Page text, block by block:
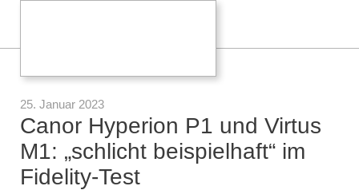
25. Januar 2023
Canor Hyperion P1 und Virtus
M1: „schlicht beispielhaft“ im
Fidelity-Test